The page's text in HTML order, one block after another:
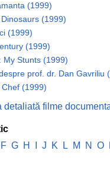
(1999)
(1999)
(1999)
(1999)
My Stunts (1999)
prof. dr. Dan Gavriliu
(1999)
detaliată filme
F G H J K L M N O